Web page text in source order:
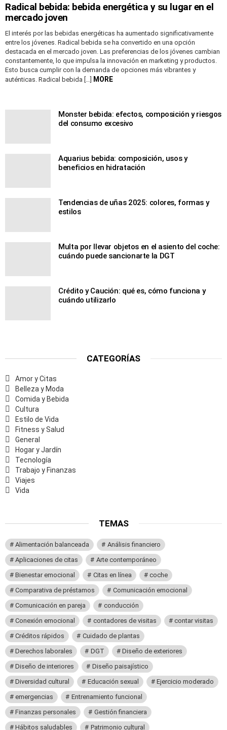
Radical bebida: bebida energética y su lugar en el
mercado joven
El interés por las bebidas energéticas ha aumentado significativamente
entre los jóvenes. Radical bebida se ha convertido en una opción
destacada en el mercado joven. Las preferencias de los jóvenes cambian
constantemente, lo que impulsa la innovación en marketing y productos.
Esto busca cumplir con la demanda de opciones más vibrantes y
auténticas. Radical bebida […] MORE
Monster bebida: efectos, composición y riesgos
del consumo excesivo
Aquarius bebida: composición, usos y
beneficios en hidratación
Tendencias de uñas 2025: colores, formas y
estilos
Multa por llevar objetos en el asiento del coche:
cuándo puede sancionarte la DGT
Crédito y Caución: qué es, cómo funciona y
cuándo utilizarlo
CATEGORÍAS
Amor y Citas
Belleza y Moda
Comida y Bebida
Cultura
Estilo de Vida
Fitness y Salud
General
Hogar y Jardín
Tecnología
Trabajo y Finanzas
Viajes
Vida
TEMAS
Alimentación balanceada
Análisis financiero
Aplicaciones de citas
Arte contemporáneo
Bienestar emocional
Citas en línea
coche
Comparativa de préstamos
Comunicación emocional
Comunicación en pareja
conducción
Conexión emocional
contadores de visitas
contar visitas
Créditos rápidos
Cuidado de plantas
Derechos laborales
DGT
Diseño de exteriores
Diseño de interiores
Diseño paisajístico
Diversidad cultural
Educación sexual
Ejercicio moderado
emergencias
Entrenamiento funcional
Finanzas personales
Gestión financiera
Hábitos saludables
Patrimonio cultural